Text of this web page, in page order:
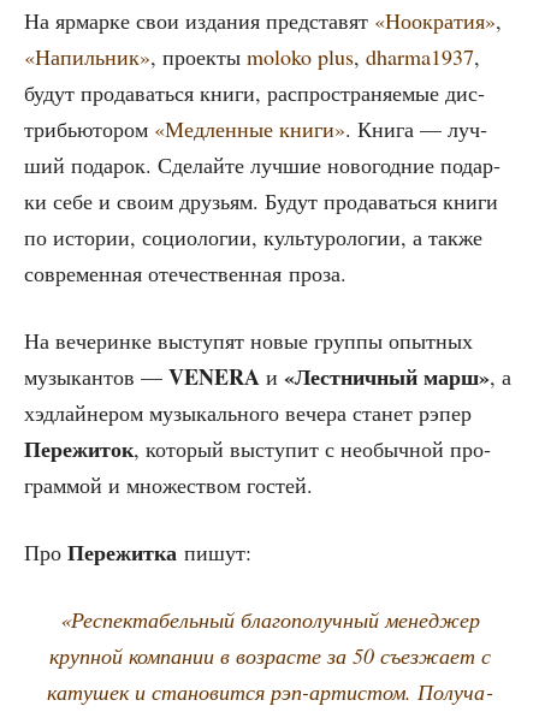
На ярмар­ке свои изда­ния пред­ста­вят «Ноокра­тия»,
«Напиль­ник», про­ек­ты moloko plus, dharma1937,
будут про­да­вать­ся кни­ги, рас­про­стра­ня­е­мые дис­
три­бью­то­ром «Мед­лен­ные кни­ги». Кни­га — луч­
ший пода­рок. Сде­лай­те луч­шие ново­год­ние подар­
ки себе и сво­им дру­зьям. Будут про­да­вать­ся кни­ги
по исто­рии, социо­ло­гии, куль­ту­ро­ло­гии, а так­же
совре­мен­ная оте­че­ствен­ная проза.
На вече­рин­ке высту­пят новые груп­пы опыт­ных
музы­кан­тов — VENERA и «Лест­нич­ный марш», а
хэд­лай­не­ром музы­каль­но­го вече­ра ста­нет рэпер
Пере­жи­ток, кото­рый высту­пит с необыч­ной про­
грам­мой и мно­же­ством гостей.
Про Пере­жит­ка пишут:
«Респек­та­бель­ный бла­го­по­луч­ный мене­джер
круп­ной ком­па­нии в воз­расте за 50 съез­жа­ет с
кату­шек и ста­но­вит­ся рэп-арти­стом. Полу­ча­